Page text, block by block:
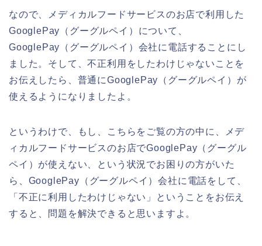
なので、メディカルフードサービスのお店で利用した
GooglePay（グーグルペイ）について、
GooglePay（グーグルペイ）会社に電話することにし
ました。そして、不正利用をしたわけじゃないことを
お伝えしたら、普通にGooglePay（グーグルペイ）が
使えるようになりましたよ。
というわけで、もし、こちらをご覧の方の中に、メデ
ィカルフードサービスのお店でGooglePay（グーグル
ペイ）が使えない、という状況でお困りの方がいた
ら、GooglePay（グーグルペイ）会社に電話をして、
「不正に利用したわけじゃない」ということをお伝え
すると、問題を解決できると思いますよ。